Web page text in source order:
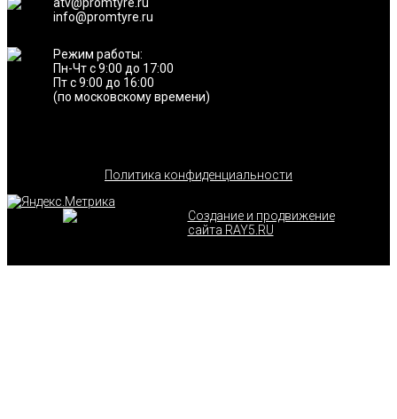
info@promtyre.ru
Режим работы:
Пн-Чт с 9:00 до 17:00
Пт с 9:00 до 16:00
(по московскому времени)
Политика конфиденциальности
Создание и продвижение
сайта RAY5.RU